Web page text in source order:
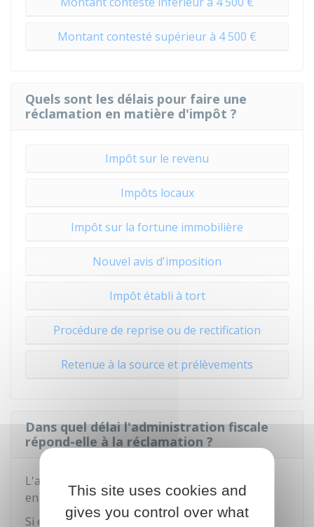
Montant contesté supérieur à 4 500 €
Quels sont les délais pour faire une
réclamation en matière d'impôt ?
Impôt sur le revenu
Impôts locaux
Impôt sur la fortune immobilière
Nouvel avis d'imposition
Impôt établi à tort
Procédure de reprise ou de rectification
Retenue à la source et prélèvements
Dans quel délai l'administration fiscale
répond-elle à la réclamation ?
L'administration a
en motivant sa décision.
Si elle a besoin d'un délai supplémentaire, elle
This site uses cookies and
gives you control over what